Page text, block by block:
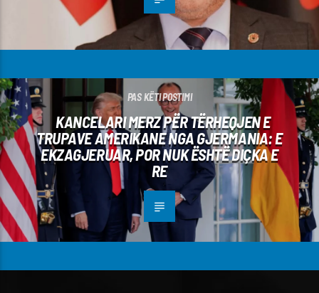
PAS KËTI POSTIMI
KANCELARI MERZ PËR TËRHEQJEN E
TRUPAVE AMERIKANE NGA GJERMANIA: E
EKZAGJERUAR, POR NUK ËSHTË DIÇKA E
RE